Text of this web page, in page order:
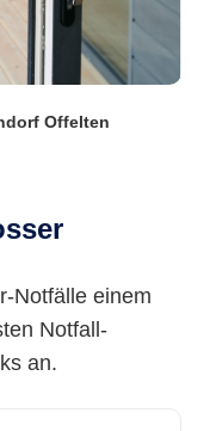
Offelten
Notfälle einem
Notfall-
an.